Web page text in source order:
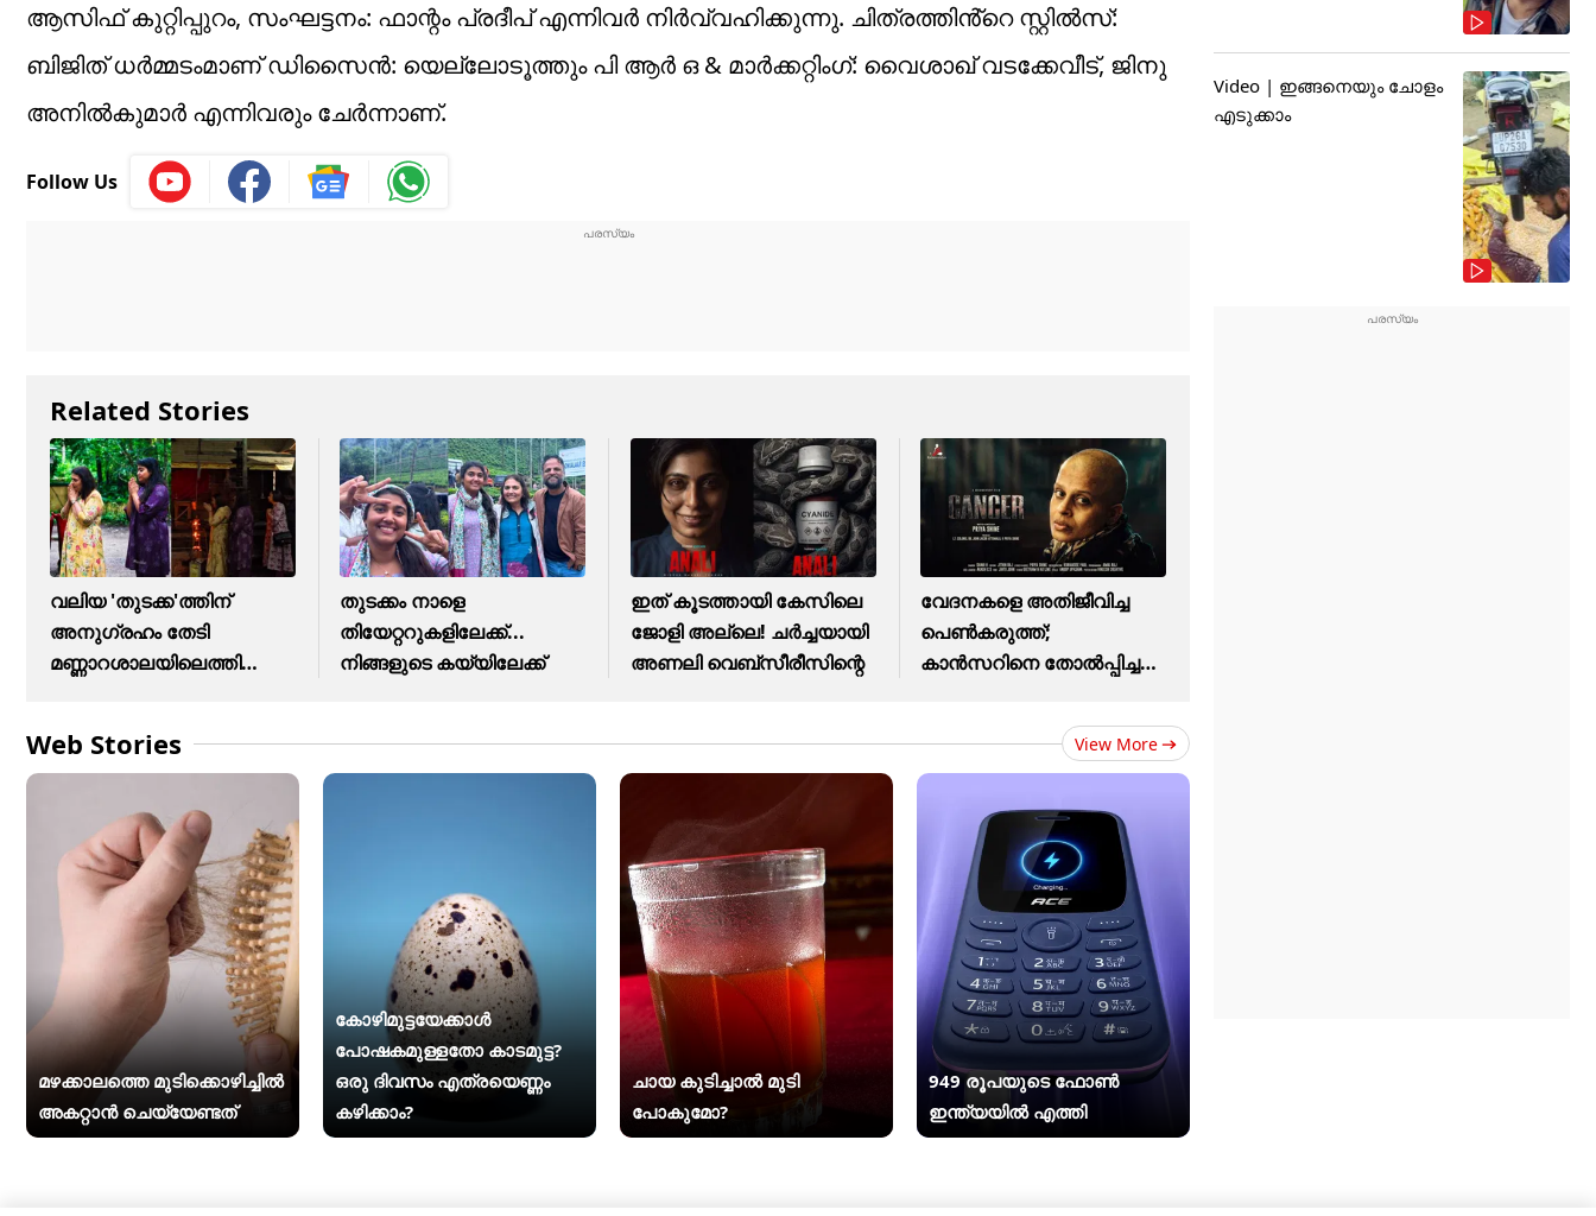
ആസിഫ് കുറ്റിപ്പുറം, സംഘട്ടനം: ഫാന്റം പ്രദീപ്‌ എന്നിവർ നിർവ്വഹിക്കുന്നു. ചിത്രത്തിൻ്റെ സ്റ്റിൽസ്:
ബിജിത് ധർമ്മടംമാണ് ഡിസൈൻ: യെല്ലോടൂത്തും പി ആർ ഒ & മാർക്കറ്റിംഗ്: വൈശാഖ് വടക്കേവീട്, ജിനു
അനിൽകുമാർ എന്നിവരും ചേർന്നാണ്.
Follow Us
Related Stories
വലിയ 'തുടക്ക'ത്തിന്
അനുഗ്രഹം തേടി
മണ്ണാറശാലയിലെത്തി
തുടക്കം നാളെ
തിയേറ്ററുകളിലേക്ക്...
നിങ്ങളുടെ കയ്യിലേക്ക്
ഇത് കൂടത്തായി കേസിലെ
ജോളി അല്ലെ! ചർച്ചയായി
അണലി വെബ്സീരീസിന്റെ
വേദനകളെ അതിജീവിച്ച
പെൺകരുത്ത്;
കാന്‍സറിനെ തോൽപ്പിച്ച
Web Stories View More
മഴക്കാലത്തെ മുടിക്കൊഴിച്ചിൽ
അകറ്റാൻ ചെയ്യേണ്ടത്
കോഴിമുട്ടയേക്കാൾ
പോഷകമുള്ളതോ കാടമുട്ട?
ഒരു ദിവസം എത്രയെണ്ണം
കഴിക്കാം?
ചായ കുടിച്ചാൽ മുടി
പോകുമോ?
949 രൂപയുടെ ഫോൺ
ഇന്ത്യയിൽ എത്തി
Video | ഇങ്ങനെയും ചോളം
എടുക്കാം